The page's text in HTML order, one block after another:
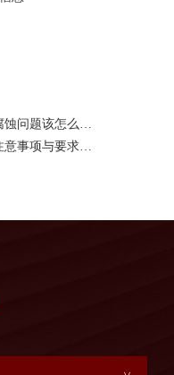
蚀问题该怎么…
意事项与要求…